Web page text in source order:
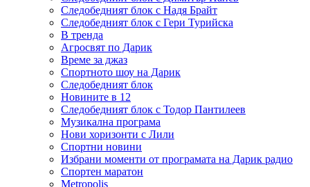
Следобедният блок с Надя Брайт
Следобедният блок с Гери Турийска
В тренда
Агросвят по Дарик
Време за джаз
Спортното шоу на Дарик
Следобедният блок
Новините в 12
Следобедният блок с Тодор Пантилеев
Музикална програма
Нови хоризонти с Лили
Спортни новини
Избрани моменти от програмата на Дарик радио
Спортен маратон
Metropolis